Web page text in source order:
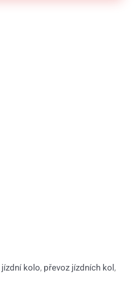
jízdní kolo, převoz jízdních kol ,